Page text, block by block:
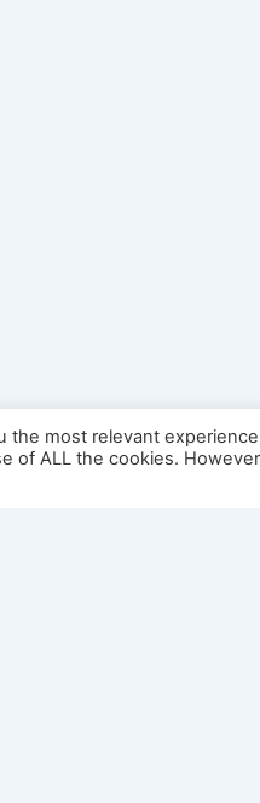
the most relevant
of ALL the cookies.